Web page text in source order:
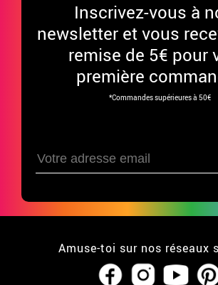
Inscrivez-vous à
newsletter et vous
remise de 5€ pour
première
*Commandes supérieures à 50€
Amuse-toi sur nos réseaux